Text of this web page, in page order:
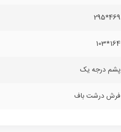
469*295
164*103
پشم درجه یک
فرش درشت باف